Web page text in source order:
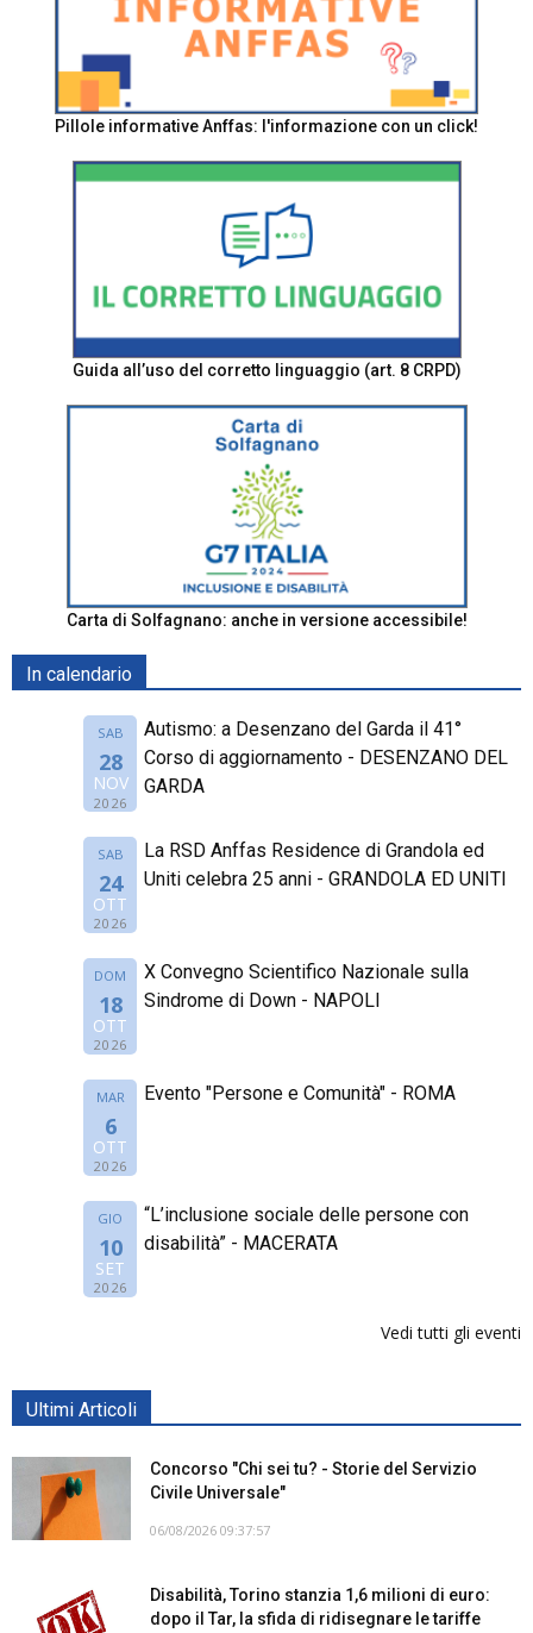
Pillole informative Anffas: l'informazione con un click!
Guida all’uso del corretto linguaggio (art. 8 CRPD)
Carta di Solfagnano: anche in versione accessibile!
In calendario
SAB
28
NOV
2026
Autismo: a Desenzano del Garda il 41°
Corso di aggiornamento - DESENZANO DEL
GARDA
SAB
24
OTT
2026
La RSD Anffas Residence di Grandola ed
Uniti celebra 25 anni - GRANDOLA ED UNITI
DOM
18
OTT
2026
X Convegno Scientifico Nazionale sulla
Sindrome di Down - NAPOLI
MAR
6
OTT
2026
Evento "Persone e Comunità" - ROMA
GIO
10
SET
2026
“L’inclusione sociale delle persone con
disabilità” - MACERATA
Vedi tutti gli eventi
Ultimi Articoli
Concorso "Chi sei tu? - Storie del Servizio
Civile Universale"
06/08/2026 09:37:57
Disabilità, Torino stanzia 1,6 milioni di euro:
dopo il Tar, la sfida di ridisegnare le tariffe